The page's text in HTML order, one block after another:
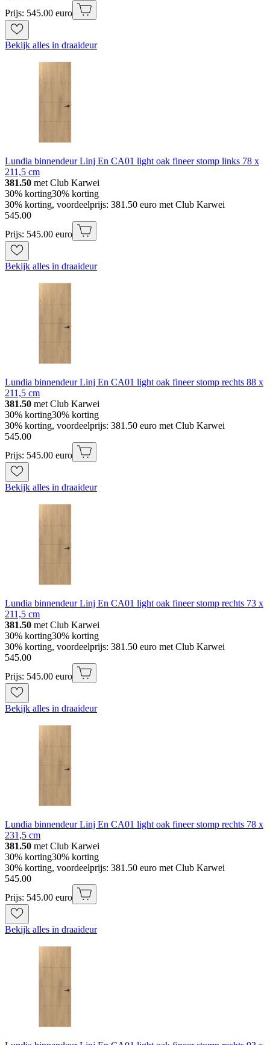
Prijs: 545.00 euro
Bekijk alles in draaideur
Lundia binnendeur Linj En CA01 light oak fineer stomp links 78 x
211,5 cm
381.50 met Club Karwei
30% korting30% korting
30% korting, voordeelprijs: 381.50 euro met Club Karwei
545.00
Prijs: 545.00 euro
Bekijk alles in draaideur
Lundia binnendeur Linj En CA01 light oak fineer stomp rechts 88 x
211,5 cm
381.50 met Club Karwei
30% korting30% korting
30% korting, voordeelprijs: 381.50 euro met Club Karwei
545.00
Prijs: 545.00 euro
Bekijk alles in draaideur
Lundia binnendeur Linj En CA01 light oak fineer stomp rechts 73 x
211,5 cm
381.50 met Club Karwei
30% korting30% korting
30% korting, voordeelprijs: 381.50 euro met Club Karwei
545.00
Prijs: 545.00 euro
Bekijk alles in draaideur
Lundia binnendeur Linj En CA01 light oak fineer stomp rechts 78 x
231,5 cm
381.50 met Club Karwei
30% korting30% korting
30% korting, voordeelprijs: 381.50 euro met Club Karwei
545.00
Prijs: 545.00 euro
Bekijk alles in draaideur